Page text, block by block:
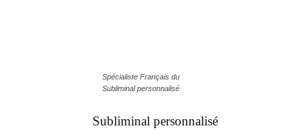
Spécialiste Français du
Subliminal personnalisé
Subliminal personnalisé